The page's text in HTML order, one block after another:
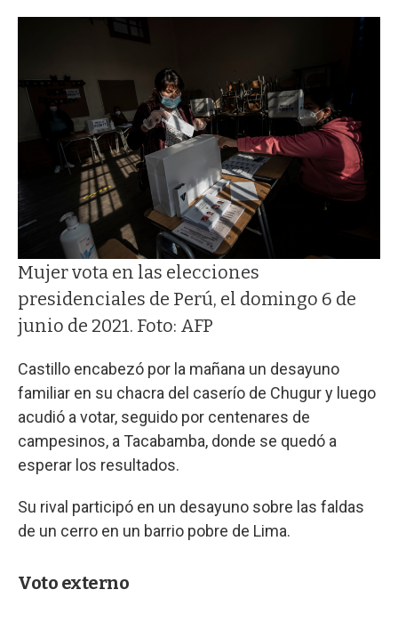
Mujer vota en las elecciones
presidenciales de Perú, el domingo 6 de
junio de 2021. Foto: AFP
Castillo encabezó por la mañana un desayuno
familiar en su chacra del caserío de Chugur y luego
acudió a votar, seguido por centenares de
campesinos, a Tacabamba, donde se quedó a
esperar los resultados.
Su rival participó en un desayuno sobre las faldas
de un cerro en un barrio pobre de Lima.
Voto externo